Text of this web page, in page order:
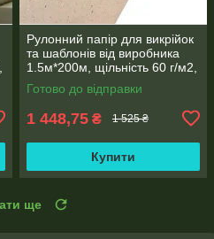
Рулонний папір для викрійок
та шаблонів від виробника
1.5м*200м, щільність 60 г/м2,
вага 18 кг
Готово до відправки
1 448,75 ₴ 1 525 ₴
Купити
ще